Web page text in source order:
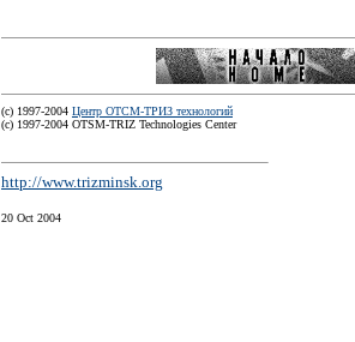
(c) 1997-2004 Центр ОТСМ-ТРИЗ технологий
(с) 1997-2004 OTSM-TRIZ Technologies Center
http://www.trizminsk.org
20 Oct 2004